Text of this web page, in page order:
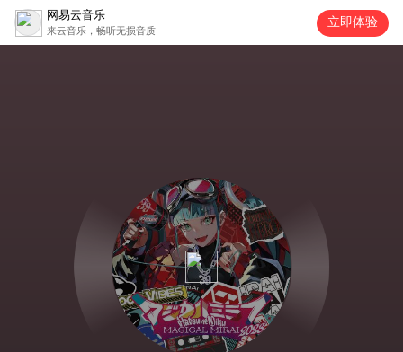
网易云音乐
来云音乐，畅听无损音质
立即体验